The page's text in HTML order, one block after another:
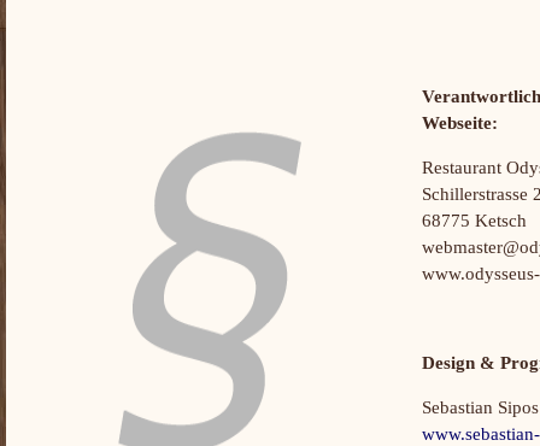
Webseite:
Restaurant
Schillerstrasse
68775 Ketsch
Design &
Sebastian Sipos